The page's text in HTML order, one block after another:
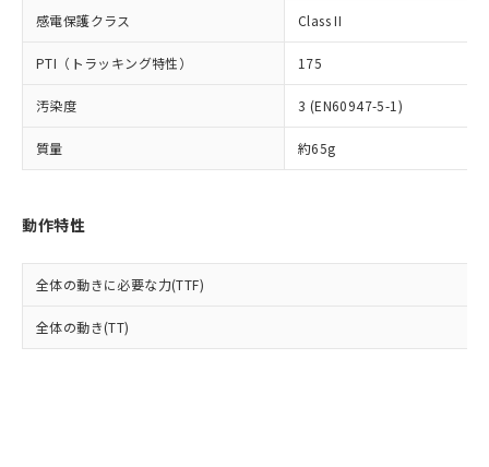
感電保護クラス Class II
PTI（トラッキング特性） 175
汚染度 3 (EN60947-5-1)
質量 約65g
動作特性
全体の動きに必要な力(TTF)
全体の動き(TT)
あります。
お客様が当ウェブサイト上で当社にご
登録された部品リストについて、当社
および当社の共同利用者が、当社の製
品・サービスに関するお客様との取
引・商談に必要な範囲で利用すること
※3 非含有証明書ダウンロード
下記の非含有証明書をダウンロードするこ
EU RoHS指令（10物質）の非含有証明書
ものではありません。
また、RoHS指令のフタル酸エステル類４
荷製品に未対応品が混在することから備考
「－」：未確認です。当社販売部門へお問
キャンセル